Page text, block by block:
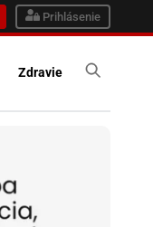
Prihlásenie
Zdravie